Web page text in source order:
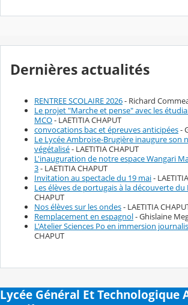
Dernières actualités
RENTREE SCOLAIRE 2026- Richard
Le projet "Marche et pense" avec les
MCO- LAETITIA CHAPUT
convocations bac et épreuves anticipées-
Le Lycée Ambroise-Brugière inaugure son
végétalisé- LAETITIA CHAPUT
L'inauguration de notre espace Wangari
3- LAETITIA CHAPUT
Invitation au spectacle du 19 mai-
Les élèves de portugais à la découverte du
CHAPUT
Nos élèves sur les ondes- LAETITIA
Remplacement en espagnol- Ghislaine
L'Atelier Sciences Po en immersion
CHAPUT
Lycée Général Et Technologique